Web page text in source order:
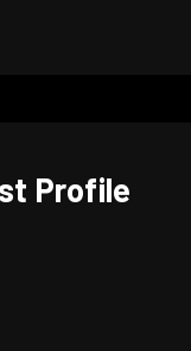
Profile